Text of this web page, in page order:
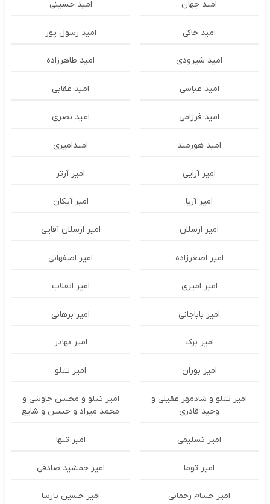
امید جهان امید حسینی
امید خاکی امید رسول پور
امید شیرودی امید طاهرزاده
امید عباسی امید عقابی
امید فرزامی امید نصری
امید هورمند امیدامیری
امیر آرایی امیر آرتر
امیر آریا امیر آیکان
امیر ارسلان امیر ارسلان آقایی
امیر اصغرزاده امیر اصفهانی
امیر امیری امیر انقلاب
امیر باباجانی امیر برهانی
امیر برک امیر بهادر
امیر بوران امیر تتلو
امیر تتلو و شادمهر عقیلی و
وحید قادری
امیر تتلو و محسن چاوشی و
محمد میراد و حسین و شایع
امیر تسلیمی امیر تنها
امیر توما امیر جمشید صادقی
امیر حسام رحمانی امیر حسین پارسا